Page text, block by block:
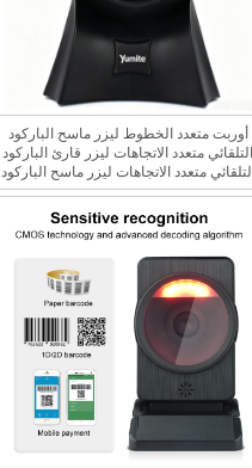
أوربت متعدد الخطوط ليزر ماسح الباركود
التلقائي متعدد الاتجاهات ليزر قارئ الباركود
التلقائي متعدد الاتجاهات ليزر ماسح الباركود